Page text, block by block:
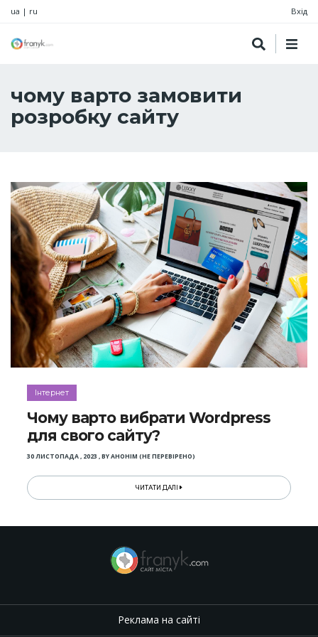
ua | ru Вхід
чому варто замовити
розробку сайту
Інтернет
Чому варто вибрати Wordpress
для свого сайту?
30 ЛИСТОПАДА , 2023 ,BYАНОНІМ (НЕ ПЕРЕВІРЕНО)
ЧИТАТИ ДАЛІ
Реклама на сайті